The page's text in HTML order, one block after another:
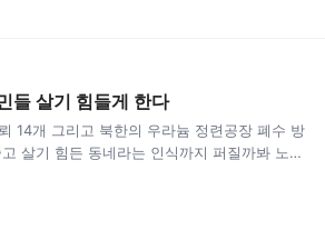
들 살기 힘들게 한다
14개 그리고 북한의 우라늄 정련공장 폐수 방
살기 힘든 동네라는 인식까지 퍼질까봐 노심